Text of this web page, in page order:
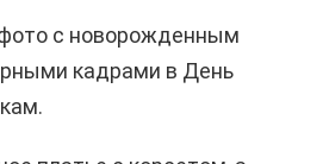
с новорожденным
кадрами в День